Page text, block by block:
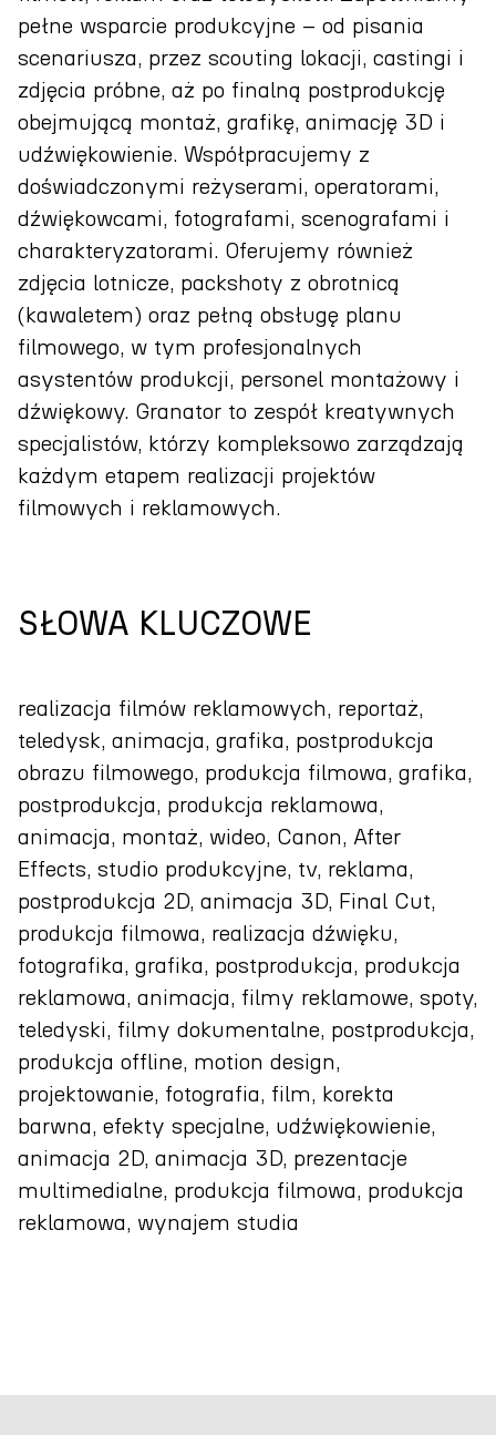
pełne wsparcie produkcyjne – od pisania
scenariusza, przez scouting lokacji, castingi i
zdjęcia próbne, aż po finalną postprodukcję
obejmującą montaż, grafikę, animację 3D i
udźwiękowienie. Współpracujemy z
doświadczonymi reżyserami, operatorami,
dźwiękowcami, fotografami, scenografami i
charakteryzatorami. Oferujemy również
zdjęcia lotnicze, packshoty z obrotnicą
(kawaletem) oraz pełną obsługę planu
filmowego, w tym profesjonalnych
asystentów produkcji, personel montażowy i
dźwiękowy. Granator to zespół kreatywnych
specjalistów, którzy kompleksowo zarządzają
każdym etapem realizacji projektów
filmowych i reklamowych.
SŁOWA KLUCZOWE
realizacja filmów reklamowych, reportaż,
teledysk, animacja, grafika, postprodukcja
obrazu filmowego, produkcja filmowa, grafika,
postprodukcja, produkcja reklamowa,
animacja, montaż, wideo, Canon, After
Effects, studio produkcyjne, tv, reklama,
postprodukcja 2D, animacja 3D, Final Cut,
produkcja filmowa, realizacja dźwięku,
fotografika, grafika, postprodukcja, produkcja
reklamowa, animacja, filmy reklamowe, spoty,
teledyski, filmy dokumentalne, postprodukcja,
produkcja offline, motion design,
projektowanie, fotografia, film, korekta
barwna, efekty specjalne, udźwiękowienie,
animacja 2D, animacja 3D, prezentacje
multimedialne, produkcja filmowa, produkcja
reklamowa, wynajem studia